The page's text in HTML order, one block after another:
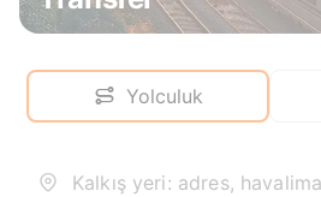
Yolculuk
Kalkış yeri: adres,